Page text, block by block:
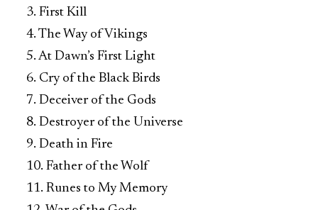
3. First Kill
4. The Way of Vikings
5. At Dawn’s First Light
6. Cry of the Black Birds
7. Deceiver of the Gods
8. Destroyer of the Universe
9. Death in Fire
10. Father of the Wolf
11. Runes to My Memory